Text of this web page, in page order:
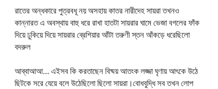
রাতের অন্ধকারে পুত্রবধূ নয় অসহায় কাতর নারীদেহ সায়রা তখনও
কান্নারত এ অবস্থায় বাহু ধরে রাখা হাতটা সায়রার ঘামে ভেজা বগলের ফাঁক
দিয়ে ঢুকিয়ে দিয়ে সায়রার ব্রেশিয়ার আঁটা তরুণী স্তন আঁকড়ে ধরেছিলো
বদরুল
আব্বাআআ… এইসব কি করতাছেন বিষ্ময় আতংক লজ্জা ঘৃণায় আৎকে উঠে
ছিটকে সরে যেয়ে বলে উঠেছিলো ছিলো সায়রা।বোধবুদ্ধি সব তখন লোপ